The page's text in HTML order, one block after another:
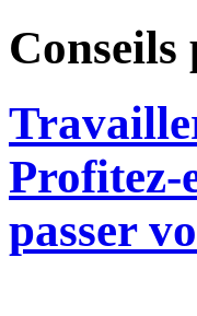
Profitez-
passer